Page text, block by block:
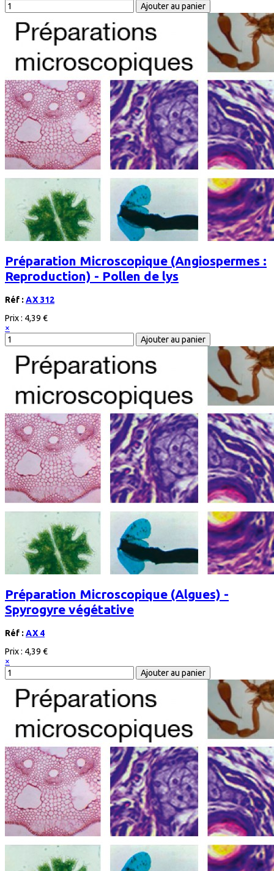
Préparation Microscopique (Angiospermes :
Reproduction) - Pollen de lys
Réf : AX 312
Prix : 4,39 €
×
Préparation Microscopique (Algues) -
Spyrogyre végétative
Réf : AX 4
Prix : 4,39 €
×